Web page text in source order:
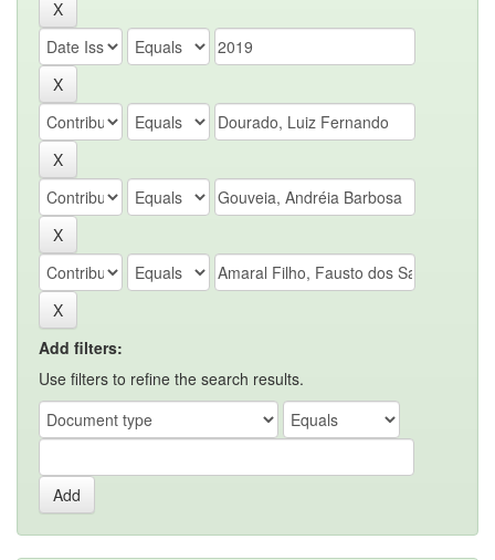
Add filters:
Use filters to refine the search results.